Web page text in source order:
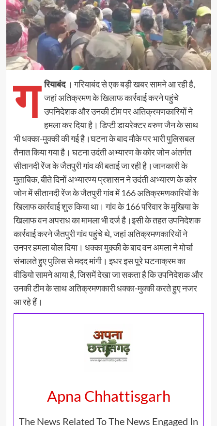
ग रियाबंद। गरियाबंद से एक बड़ी खबर सामने आ रही है,
जहां अतिक्रमण के खिलाफ कार्रवाई करने पहुंचे
उपनिदेशक और उनकी टीम पर अतिक्रमणकारियों ने
हमला कर दिया है। डिप्टी डायरेक्टर वरुण जैन के साथ
भी धक्का-मुक्की की गई है।घटना के बाद मौके पर भारी पुलिसबल
तैनात किया गया है। घटना उदंती अभ्यारण के कोर जोन अंतर्गत
सीतानदी रेंज के जैतपुरी गांव की बताई जा रही है।जानकारी के
मुताबिक, बीते दिनों अभ्यारण्य प्रशासन ने उदंती अभ्यारण के कोर
जोन में सीतानदी रेंज के जैतपुरी गांव में 166 अतिक्रमणकारियों के
खिलाफ कार्रवाई शुरु किया था। गांव के 166 परिवार के मुखिया के
खिलाफ वन अपराध का मामला भी दर्ज है।इसी के तहत उपनिदेशक
कार्रवाई करने जैतपुरी गांव पहुंचे थे, जहां अतिक्रमणकारियों ने
उनपर हमला बोल दिया। धक्का मुक्की के बाद वन अमला ने मोर्चा
संभालते हुए पुलिस से मदद मांगी। इधर इस पूरे घटनाक्रम का
वीडियो सामने आया है, जिसमें देखा जा सकता है कि उपनिदेशक और
उनकी टीम के साथ अतिक्रमणकारी धक्का-मुक्की करते हुए नजर
आ रहे हैं।
Apna Chhattisgarh
The News Related To The News Engaged In